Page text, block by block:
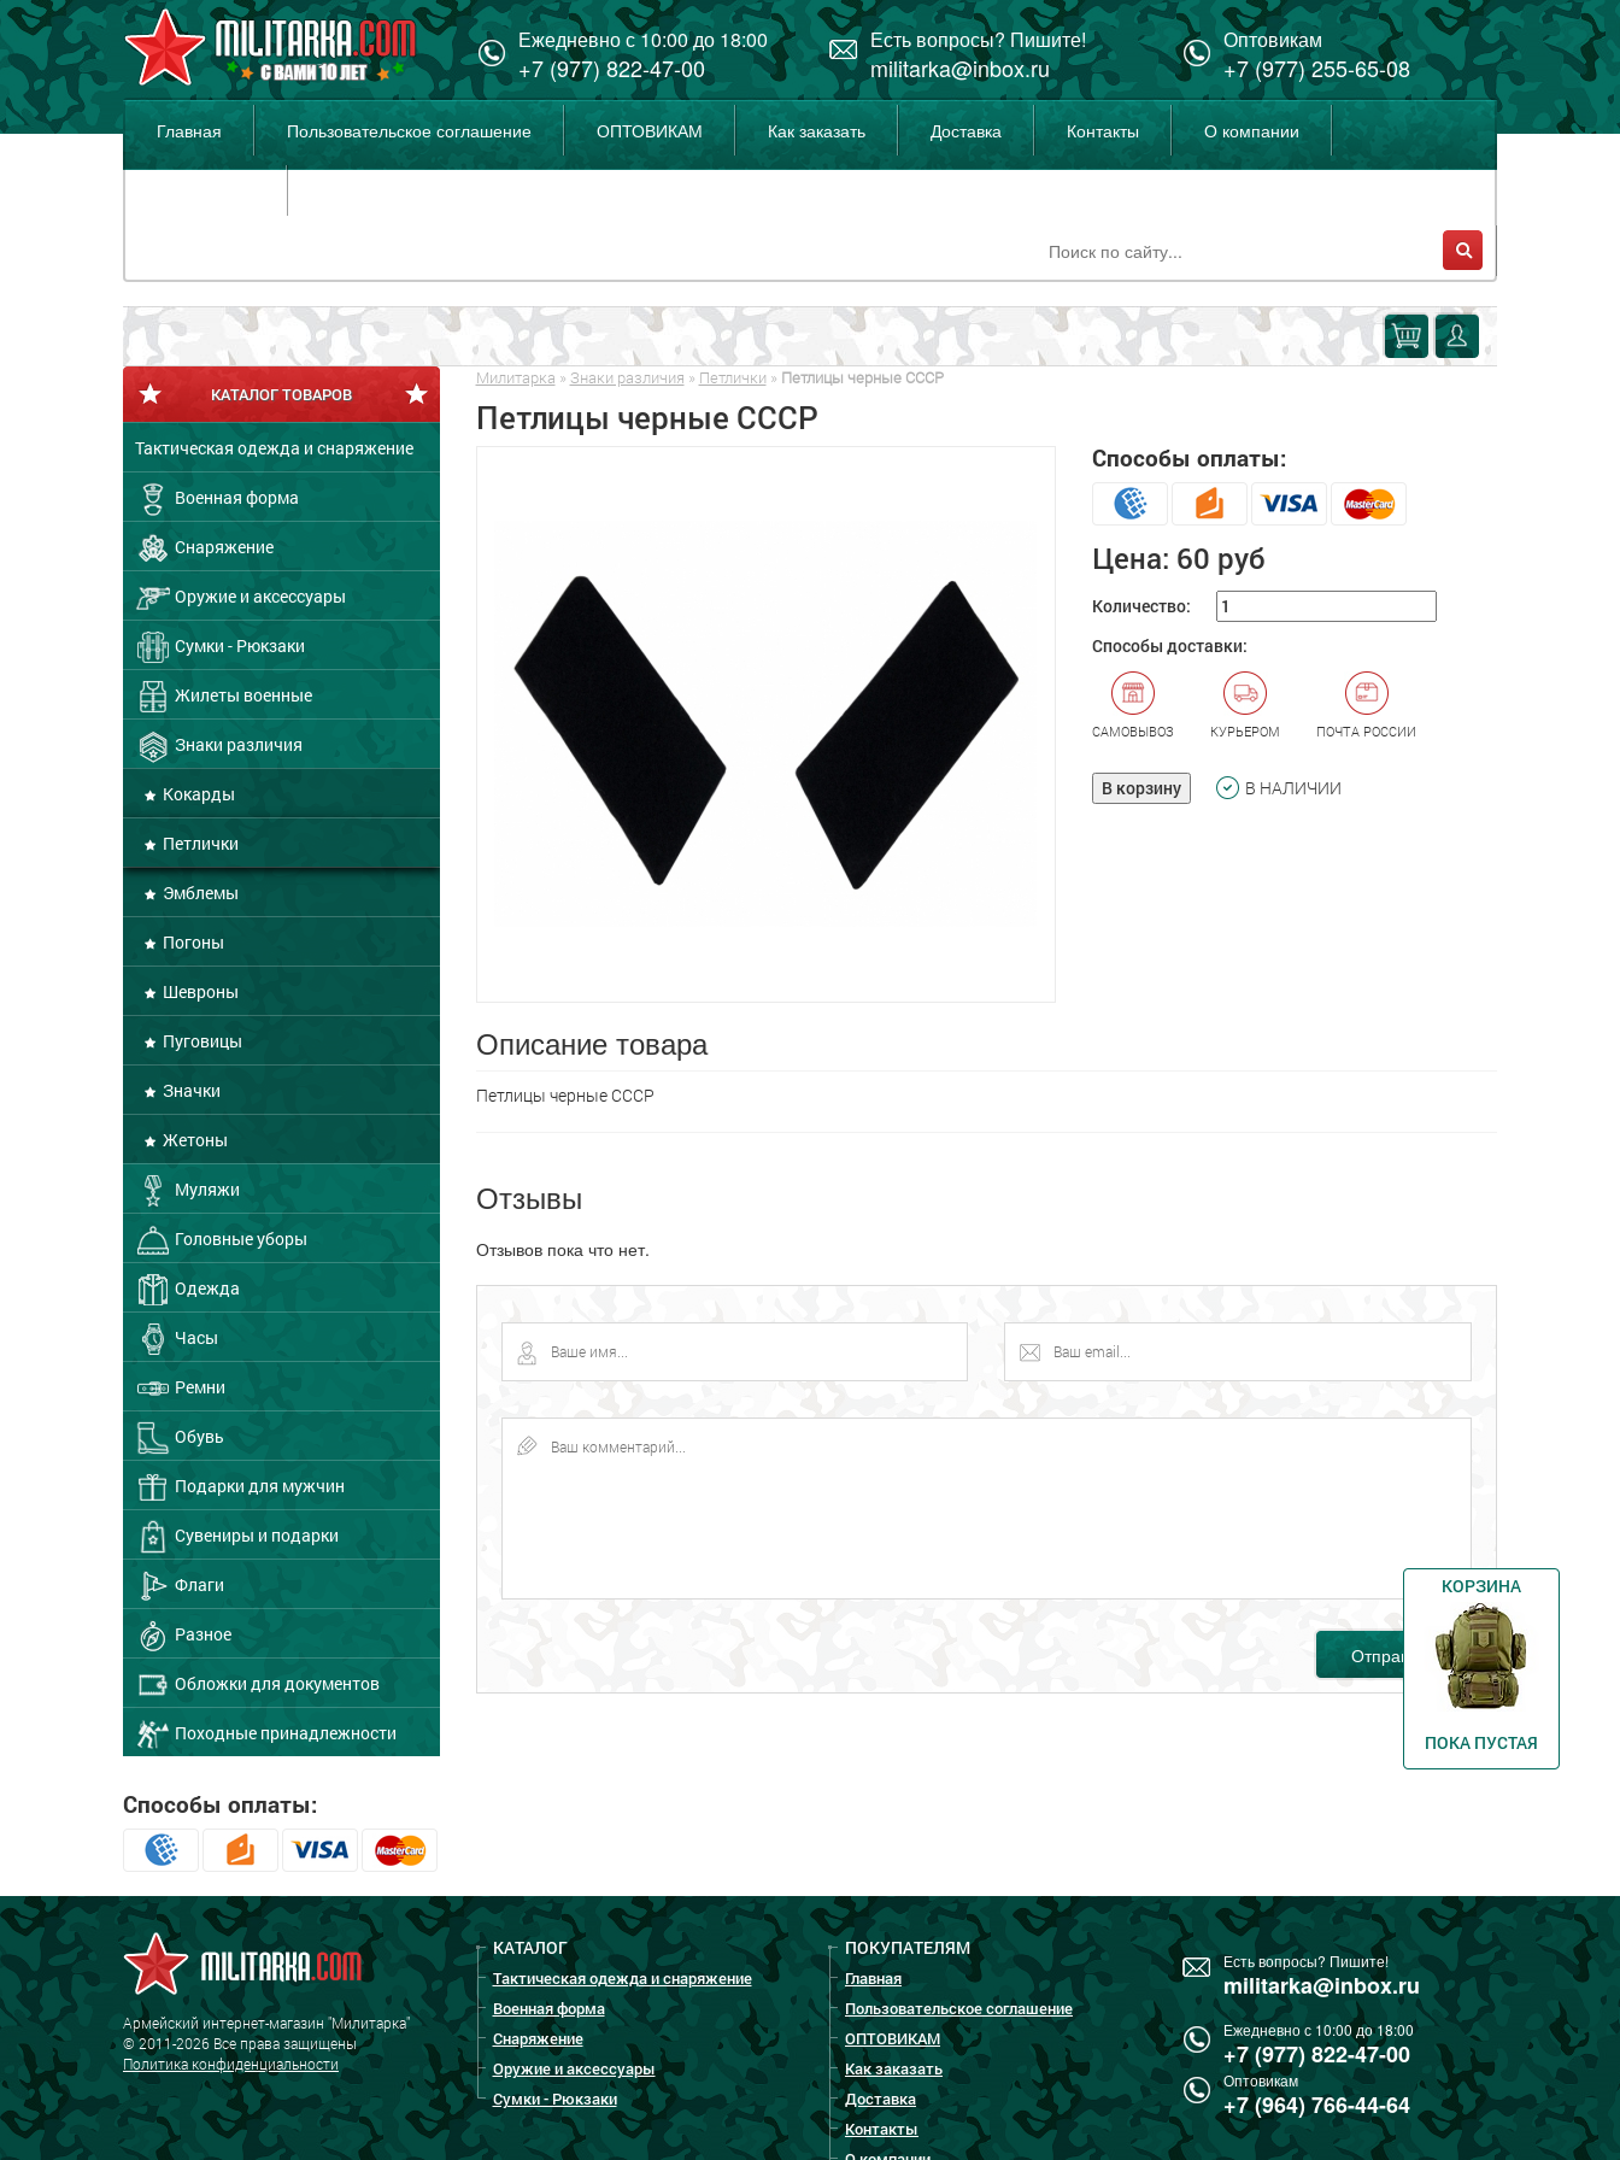
Ежедневно с 10:00 до 18:00
+7 (977) 822-47-00
Есть вопросы? Пишите!
militarka@inbox.ru
Оптовикам
+7 (977) 255-65-08
Главная Пользовательское соглашение ОПТОВИКАМ Как заказать Доставка Контакты О компании
КАТАЛОГ ТОВАРОВ
Тактическая одежда и снаряжение
Военная форма
Снаряжение
Оружие и аксессуары
Сумки - Рюкзаки
Жилеты военные
Знаки различия
Кокарды
Петлички
Эмблемы
Погоны
Шевроны
Пуговицы
Значки
Жетоны
Муляжи
Головные уборы
Одежда
Часы
Ремни
Обувь
Подарки для мужчин
Сувениры и подарки
Флаги
Разное
Обложки для документов
Походные принадлежности
Способы оплаты:
Милитарка » Знаки различия » Петлички » Петлицы черные СССР
Петлицы черные СССР
Способы оплаты:
Цена: 60 руб
Количество:
Способы доставки:
САМОВЫВОЗ КУРЬЕРОМ ПОЧТА РОССИИ
В корзину В НАЛИЧИИ
Описание товара
Петлицы черные СССР
Отзывы
Отзывов пока что нет.
Отправить
Есть вопросы? Пишите!
militarka@inbox.ru
Ежедневно с 10:00 до 18:00
+7 (977) 822-47-00
Оптовикам
+7 (964) 766-44-64
КАТАЛОГ
Тактическая одежда и снаряжение
Военная форма
Снаряжение
Оружие и аксессуары
Сумки - Рюкзаки
ПОКУПАТЕЛЯМ
Главная
Пользовательское соглашение
ОПТОВИКАМ
Как заказать
Доставка
Контакты
Армейский интернет-магазин "Милитарка"
© 2011-2026 Все права защищены
Политика конфиденциальности
КОРЗИНА
ПОКА ПУСТАЯ